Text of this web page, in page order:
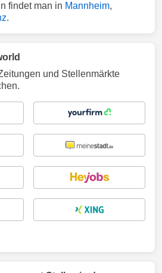
findet man in Mannheim,
.
und Stellenmärkte